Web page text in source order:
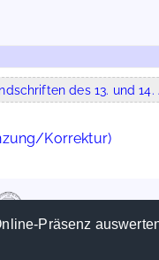
Präsenz
des 13. und 14.
Korrektur)